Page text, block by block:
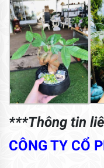
***Thông tin
CÔNG TY CỔ